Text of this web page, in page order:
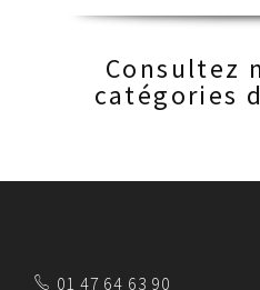
Consultez
catégories
01 47 64 63 90